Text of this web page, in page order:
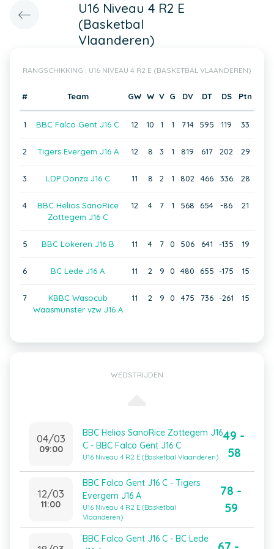
U16 Niveau 4 R2 E
(Basketbal
Vlaanderen)
RANGSCHIKKING : U16 NIVEAU 4 R2 E (BASKETBAL VLAANDEREN)
# Team GW W V G DV DT DS Ptn
1 BBC Falco Gent J16 C 12 10 1 1 714 595 119 33
2 Tigers Evergem J16 A 12 8 3 1 819 617 202 29
3 LDP Donza J16 C 11 8 2 1 802 466 336 28
4
BBC Helios SanoRice
Zottegem J16 C
12 4 7 1 568 654 -86 21
5 BBC Lokeren J16 B 11 4 7 0 506 641 -135 19
6 BC Lede J16 A 11 2 9 0 480 655 -175 15
7
KBBC Wasocub
Waasmunster vzw J16 A
11 2 9 0 475 736 -261 15
WEDSTRIJDEN
04/03
09:00
BBC Helios SanoRice Zottegem J16
C - BBC Falco Gent J16 C
U16 Niveau 4 R2 E (Basketbal Vlaanderen)
49 -
58
12/03
11:00
BBC Falco Gent J16 C - Tigers
Evergem J16 A
U16 Niveau 4 R2 E (Basketbal
Vlaanderen)
78 -
59
BBC Falco Gent J16 C - BC Lede